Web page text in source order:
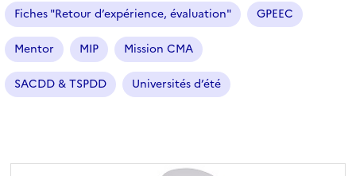
o
n
)
Fiches "Retour d’expérience, évaluation" GPEEC
Mentor MIP Mission CMA
SACDD & TSPDD Universités d’été